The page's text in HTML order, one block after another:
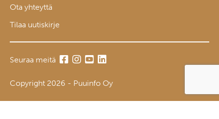
Ota yhteyttä
Tilaa uutiskirje
Seuraa meitä
Copyright 2026 - Puuinfo Oy